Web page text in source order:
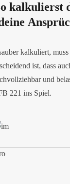
kalkulierst
kalkuliert,
ist, dass
und
221 ins Spiel.